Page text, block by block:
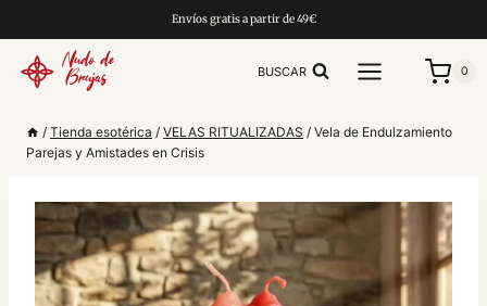
al
contenido
Envíos gratis a partir de 49€
BUSCAR 0
/ Tienda esotérica / VELAS RITUALIZADAS / Vela de Endulzamiento
Parejas y Amistades en Crisis